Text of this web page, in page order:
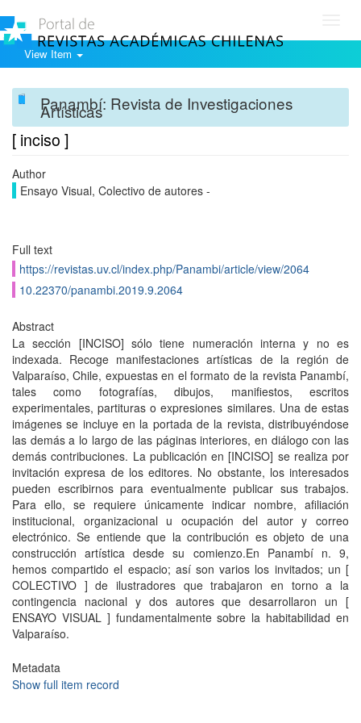
View Item
Panambí: Revista de Investigaciones
Artísticas
[ inciso ]
Author
Ensayo Visual, Colectivo de autores -
Full text
https://revistas.uv.cl/index.php/Panambi/article/view/2064
10.22370/panambi.2019.9.2064
Abstract
La sección [INCISO] sólo tiene numeración interna y no es
indexada. Recoge manifestaciones artísticas de la región de
Valparaíso, Chile, expuestas en el formato de la revista Panambí,
tales como fotografías, dibujos, manifiestos, escritos
experimentales, partituras o expresiones similares. Una de estas
imágenes se incluye en la portada de la revista, distribuyéndose
las demás a lo largo de las páginas interiores, en diálogo con las
demás contribuciones. La publicación en [INCISO] se realiza por
invitación expresa de los editores. No obstante, los interesados
pueden escribirnos para eventualmente publicar sus trabajos.
Para ello, se requiere únicamente indicar nombre, afiliación
institucional, organizacional u ocupación del autor y correo
electrónico. Se entiende que la contribución es objeto de una
construcción artística desde su comienzo.En Panambí n. 9,
hemos compartido el espacio; así son varios los invitados; un [
COLECTIVO ] de ilustradores que trabajaron en torno a la
contingencia nacional y dos autores que desarrollaron un [
ENSAYO VISUAL ] fundamentalmente sobre la habitabilidad en
Valparaíso.
Metadata
Show full item record